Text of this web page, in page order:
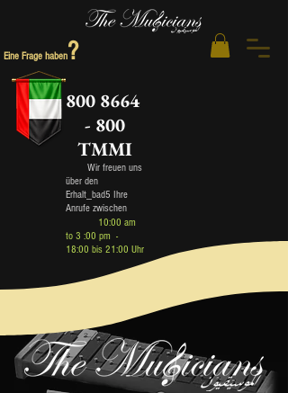
Eine Frage haben?
800 8664
- 800
TMMI
Wir freuen uns
über den
Erhalt_bad5 Ihre
Anrufe zwischen
10:00 am
to 3 :00 pm -
18:00 bis 21:00 Uhr